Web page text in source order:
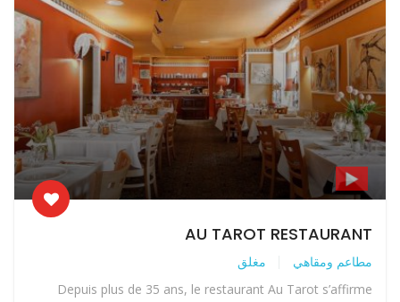
AU TAROT RESTAURANT
مطاعم ومقاهي مغلق
Depuis plus de 35 ans, le restaurant Au Tarot s’affirme